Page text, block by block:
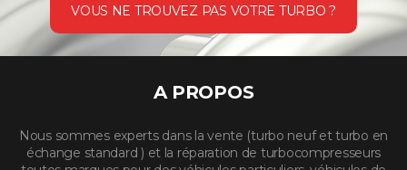
VOUS NE TROUVEZ PAS VOTRE TURBO ?
A PROPOS
Nous sommes experts dans la vente (turbo neuf et turbo en
échange standard ) et la réparation de turbocompresseurs